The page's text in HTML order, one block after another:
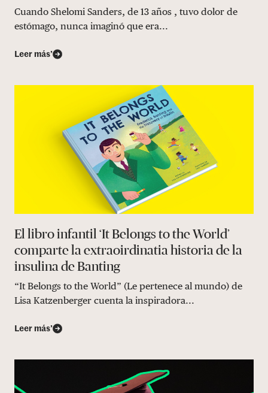
Cuando Shelomi Sanders, de 13 años , tuvo dolor de
estómago, nunca imaginó que era...
Leer más’
El libro infantil ‘It Belongs to the World’
comparte la extraoirdinatia historia de la
insulina de Banting
“It Belongs to the World” (Le pertenece al mundo) de
Lisa Katzenberger cuenta la inspiradora...
Leer más’